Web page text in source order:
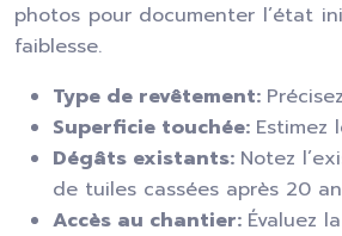
photos pour documenter l’état
faiblesse.
Type de revêtement:
Superficie touchée: Estimez
Dégâts existants: Notez
de tuiles cassées après 20
Accès au chantier: Évaluez